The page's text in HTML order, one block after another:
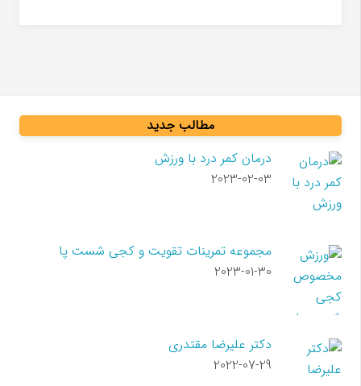
مطالب جدید
درمان کمر درد با ورزش
2023-02-03
مجموعه تمرینات تقویت و کجی شست پا
2023-01-30
دکتر علیرضا مقتدری
2022-07-29